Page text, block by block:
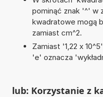
pominąć znak '^' w
kwadratowe mogą
zamiast cm^2.
Zamiast '1,22 x
'e' oznacza
lub: Korzystanie z